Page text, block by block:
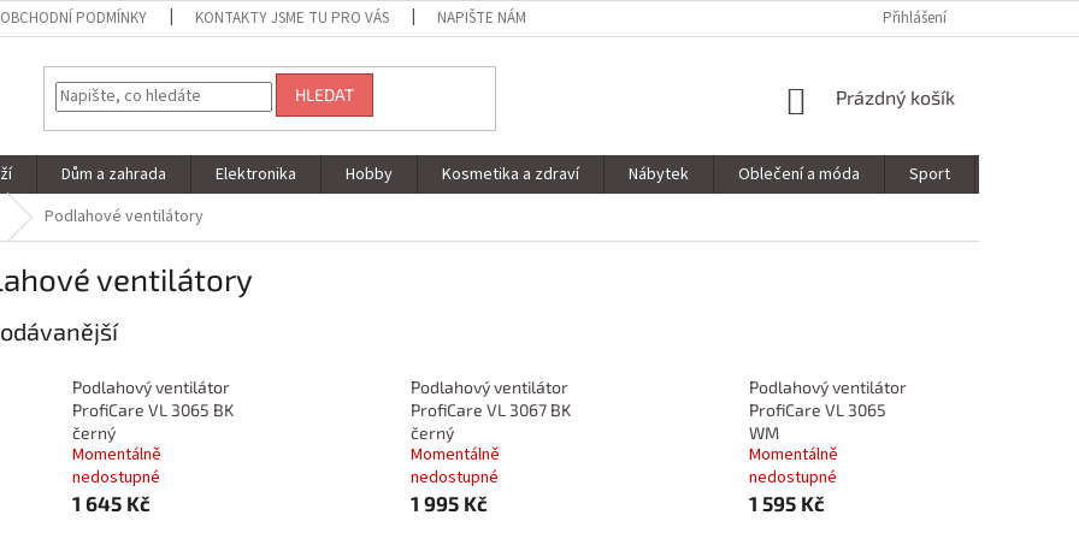
OBCHODNÍ PODMÍNKY KONTAKTY JSME TU PRO VÁS NAPIŠTE NÁM Přihlášení
HLEDAT
NÁKUPNÍ
Prázdný košík
Dům a zahrada Elektronika Hobby Kosmetika a zdraví Nábytek Oblečení a móda Sport
Podlahové ventilátory
ventilátory
Podlahový ventilátor
ProfiCare VL 3065 BK
černý
Momentálně
nedostupné
1 645 Kč
Podlahový ventilátor
ProfiCare VL 3067 BK
černý
Momentálně
nedostupné
1 995 Kč
Podlahový ventilátor
ProfiCare VL 3065
WM
Momentálně
nedostupné
1 595 Kč